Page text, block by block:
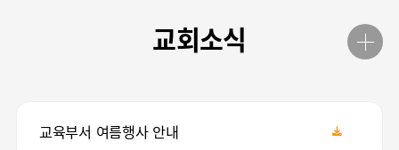
교회소식
교육부서 여름행사 안내